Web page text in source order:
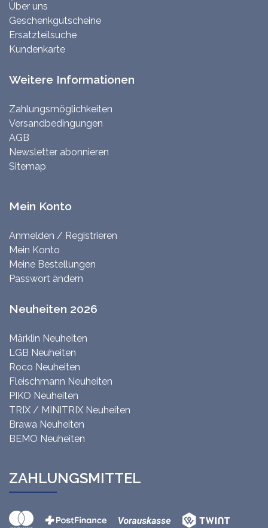
Über uns
Geschenkgutscheine
Ersatzteilsuche
Kundenkarte
Weitere Informationen
Zahlungsmöglichkeiten
Versandbedingungen
AGB
Newsletter abonnieren
Sitemap
Mein Konto
Anmelden / Registrieren
Mein Konto
Meine Bestellungen
Passwort ändern
Neuheiten 2026
Märklin Neuheiten
LGB Neuheiten
Roco Neuheiten
Fleischmann Neuheiten
PIKO Neuheiten
TRIX / MINITRIX Neuheiten
Brawa Neuheiten
BEMO Neuheiten
ZAHLUNGSMITTEL